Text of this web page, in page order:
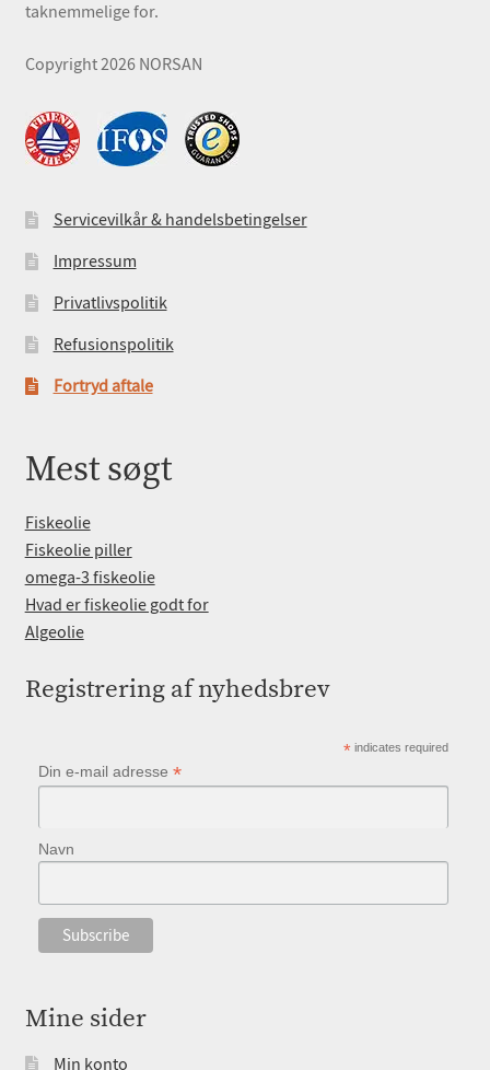
taknemmelige for.
Copyright 2026 NORSAN
Servicevilkår & handelsbetingelser
Impressum
Privatlivspolitik
Refusionspolitik
Fortryd aftale
Mest søgt
Fiskeolie
Fiskeolie piller
omega-3 fiskeolie
Hvad er fiskeolie godt for
Algeolie
Registrering af nyhedsbrev
*indicates required
Din e-mail adresse *
Navn
Mine sider
Min konto